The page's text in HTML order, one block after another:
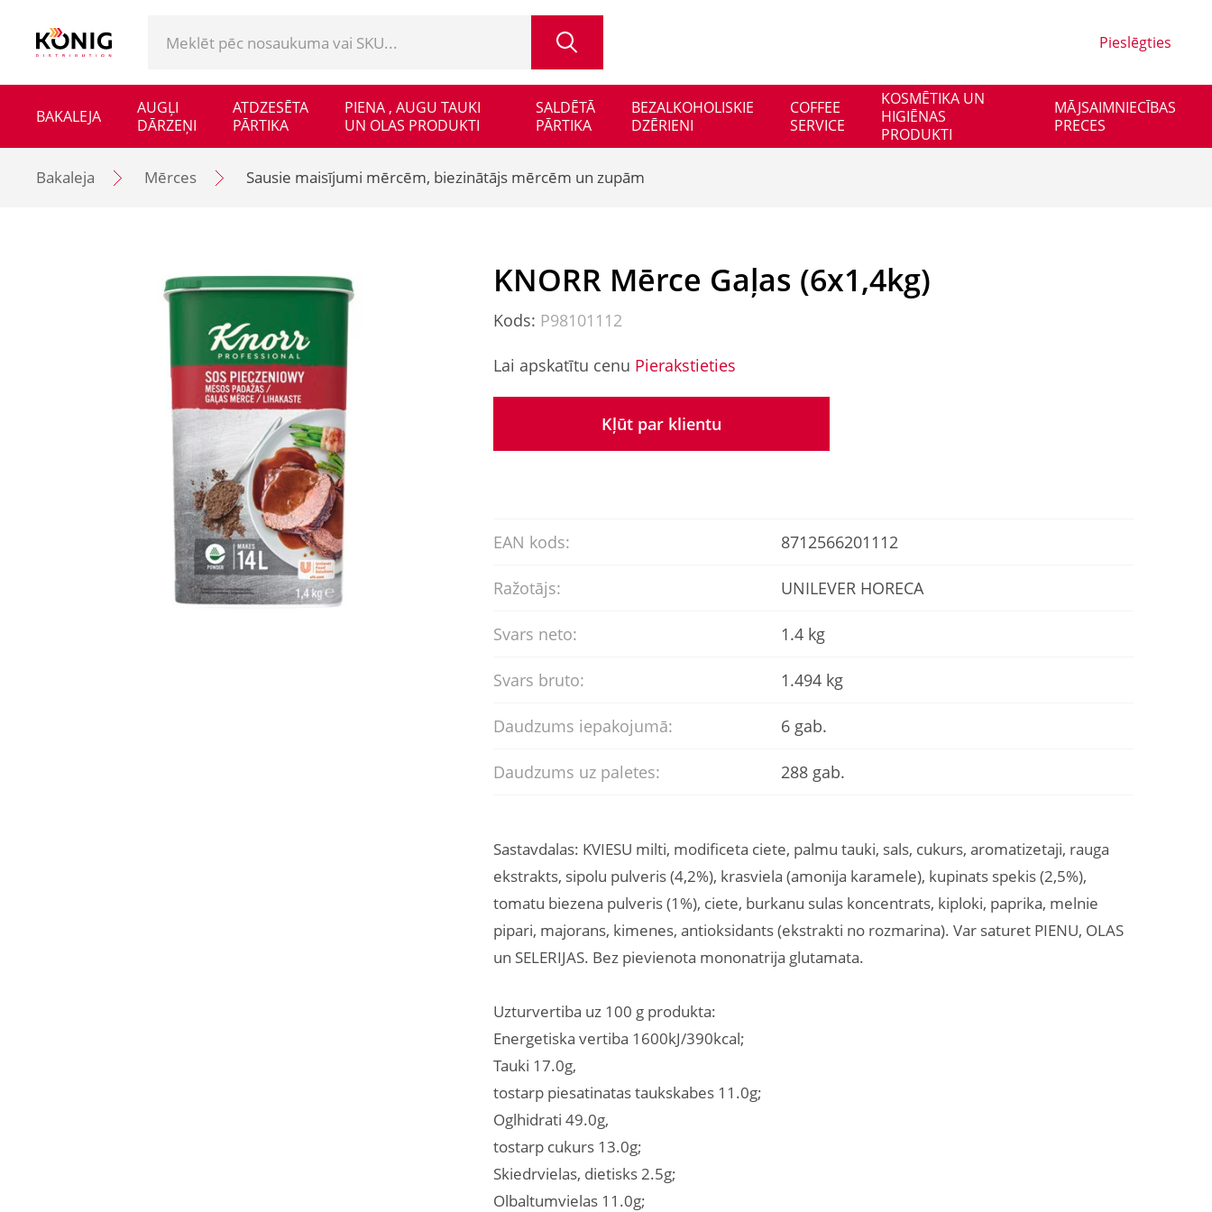
Pieslēgties
BAKALEJA
AUGĻI
DĀRZEŅI
ATDZESĒTA
PĀRTIKA
PIENA , AUGU TAUKI
UN OLAS PRODUKTI
SALDĒTĀ
PĀRTIKA
BEZALKOHOLISKIE
DZĒRIENI
COFFEE
SERVICE
KOSMĒTIKA UN
HIGIĒNAS
PRODUKTI
MĀJSAIMNIECĪBAS
PRECES
Bakaleja Mērces Sausie maisījumi mērcēm, biezinātājs mērcēm un zupām
KNORR Mērce Gaļas (6x1,4kg)
Kods: P98101112
Lai apskatītu cenu Pierakstieties
Kļūt par klientu
EAN kods: 8712566201112
Ražotājs: UNILEVER HORECA
Svars neto: 1.4 kg
Svars bruto: 1.494 kg
Daudzums iepakojumā: 6 gab.
Daudzums uz paletes: 288 gab.
Sastavdalas: KVIESU milti, modificeta ciete, palmu tauki, sals, cukurs, aromatizetaji, rauga
ekstrakts, sipolu pulveris (4,2%), krasviela (amonija karamele), kupinats spekis (2,5%),
tomatu biezena pulveris (1%), ciete, burkanu sulas koncentrats, kiploki, paprika, melnie
pipari, majorans, kimenes, antioksidants (ekstrakti no rozmarina). Var saturet PIENU, OLAS
un SELERIJAS. Bez pievienota mononatrija glutamata.
Uzturvertiba uz 100 g produkta:
Energetiska vertiba 1600kJ/390kcal;
Tauki 17.0g,
tostarp piesatinatas taukskabes 11.0g;
Oglhidrati 49.0g,
tostarp cukurs 13.0g;
Skiedrvielas, dietisks 2.5g;
Olbaltumvielas 11.0g;